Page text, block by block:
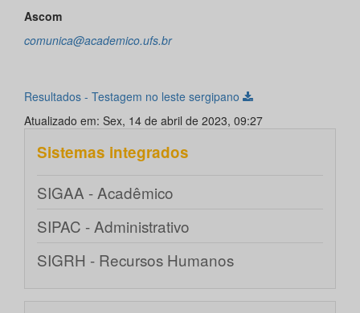
Ascom
comunica@academico.ufs.br
Resultados - Testagem no leste sergipano
Atualizado em: Sex, 14 de abril de 2023, 09:27
Sistemas integrados
SIGAA - Acadêmico
SIPAC - Administrativo
SIGRH - Recursos Humanos